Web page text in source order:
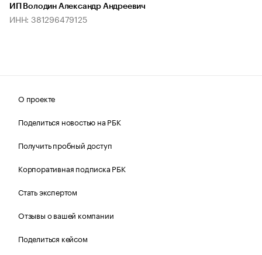
ИП Володин Александр Андреевич
ИНН: 381296479125
О проекте
Поделиться новостью на РБК
Получить пробный доступ
Корпоративная подписка РБК
Стать экспертом
Отзывы о вашей компании
Поделиться кейсом